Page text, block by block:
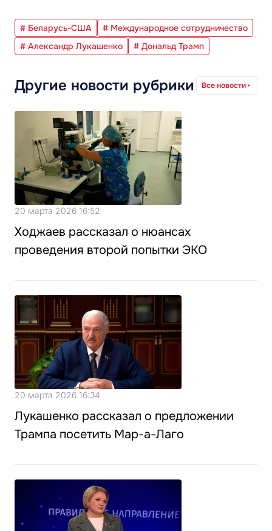
# Беларусь-США
# Международное сотрудничество
# Александр Лукашенко
# Дональд Трамп
Другие новости рубрики Все новости
20 марта 2026 16:52
Ходжаев рассказал о нюансах
проведения второй попытки ЭКО
20 марта 2026 16:34
Лукашенко рассказал о предложении
Трампа посетить Мар-а-Лаго